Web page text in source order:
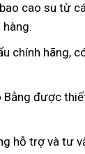
cao su từ
chính hãng,
Bằng được
hỗ trợ và tư